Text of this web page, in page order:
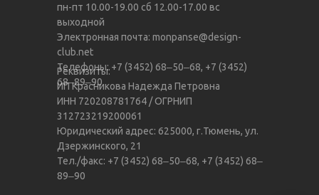
пн-пт 10.00-19.00 сб 12.00-17.00 вс
выходной
Электронная почта: monpanse@design-
club.net
Телефоны: +7 (3452) 68‒50‒68, +7 (3452)
68‒89‒90
Реквизиты:
ИП Красникова Надежда Петровна
ИНН 720208781764 / ОГРНИП
312723219200061
Юридический адрес: 625000, г.Тюмень, ул.​
Дзержинского, 21
Тел./факс: +7 (3452) 68‒50‒68, +7 (3452) 68‒
89‒90